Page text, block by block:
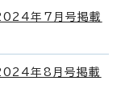
年7月号掲載
年8月号掲載